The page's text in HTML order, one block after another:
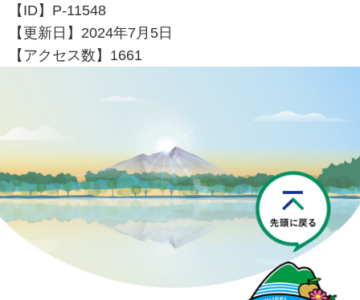
【ID】 P-11548
【更新日】 2024年7月5日
【アクセス数】 1661